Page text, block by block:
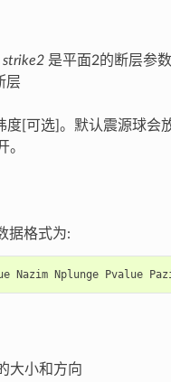
strike2是平面2的断层参数
层
度[可选]。默认震源球会
。
据格式为:
Nazim Nplunge Pvalue
大小和方向